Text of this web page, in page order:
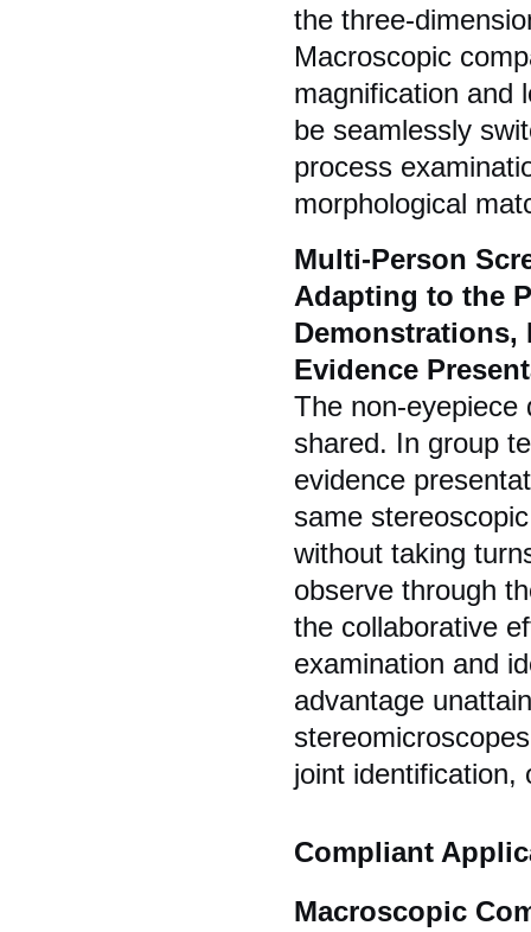
the three-
Macroscopic
magnification and
be seamlessly
process
morphological
Multi-Person
Adapting to the
Demonstrations,
Evidence
The non-eyepiece
shared. In group
evidence
same
without taking
observe through
the collaborative
examination and
advantage
joint identification,
Compliant
Macroscopic